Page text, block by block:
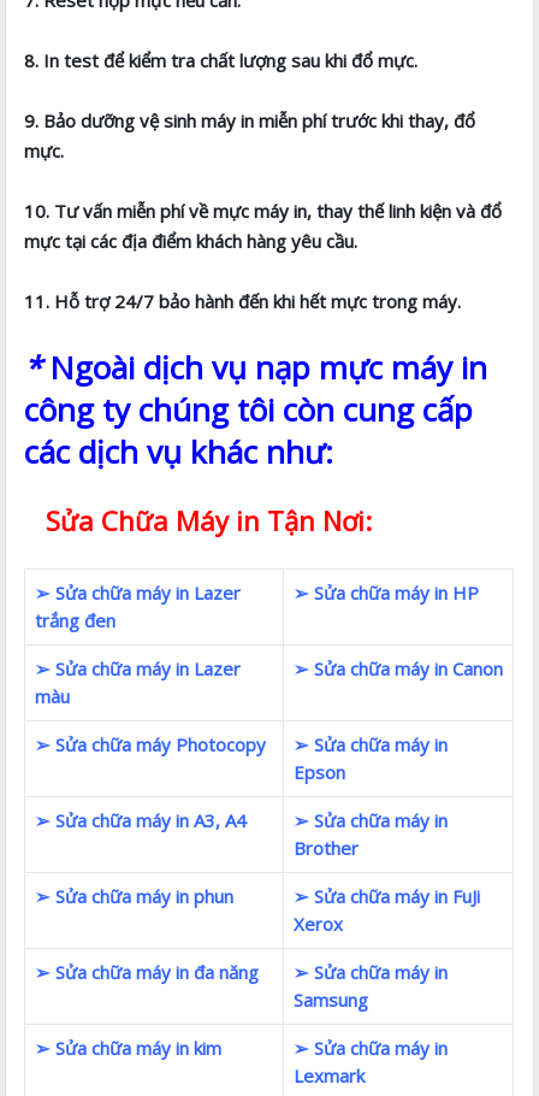
8. In test để kiểm tra chất lượng sau khi đổ mực.
9. Bảo dưỡng vệ sinh máy in miễn phí trước khi thay, đổ
mực.
10. Tư vấn miễn phí về mực máy in, thay thế linh kiện và đổ
mực tại các địa điểm khách hàng yêu cầu.
11. Hỗ trợ 24/7 bảo hành đến khi hết mực trong máy.
*Ngoài dịch vụ nạp mực máy in
công ty chúng tôi còn cung cấp
các dịch vụ khác như:
Sửa Chữa Máy in Tận Nơi:
➢ Sửa chữa máy in Lazer
trắng đen
➢ Sửa chữa máy in HP
➢ Sửa chữa máy in Lazer
màu
➢ Sửa chữa máy in Canon
➢ Sửa chữa máy Photocopy
➢ Sửa chữa máy in
Epson
➢ Sửa chữa máy in A3, A4
➢ Sửa chữa máy in
Brother
➢ Sửa chữa máy in phun
➢ Sửa chữa máy in FuJi
Xerox
➢ Sửa chữa máy in đa năng
➢ Sửa chữa máy in
Samsung
➢ Sửa chữa máy in kim
➢ Sửa chữa máy in
Lexmark